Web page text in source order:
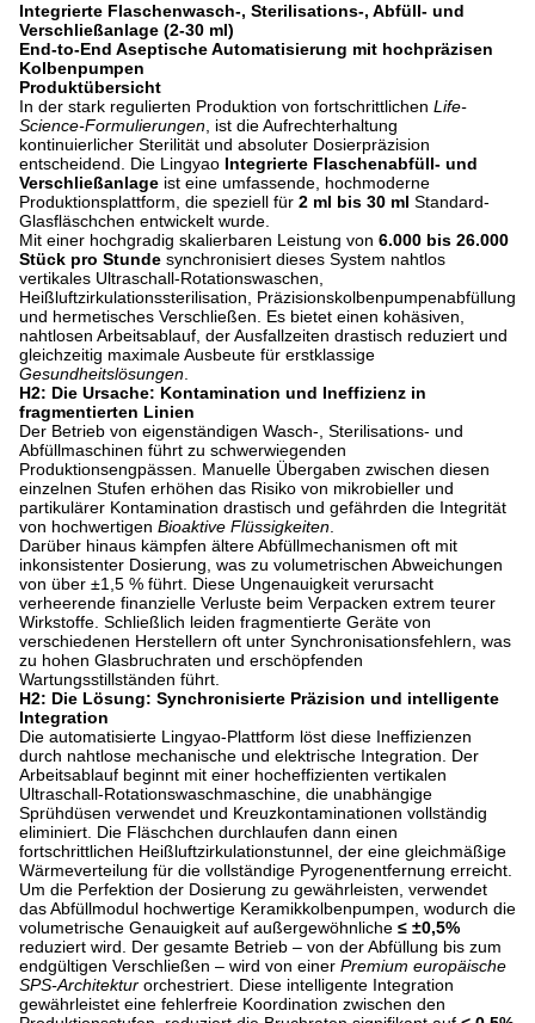
Integrierte Flaschenwasch-, Sterilisations-, Abfüll- und
Verschließanlage (2-30 ml)
End-to-End Aseptische Automatisierung mit hochpräzisen
Kolbenpumpen
Produktübersicht
In der stark regulierten Produktion von fortschrittlichen Life-
Science-Formulierungen , ist die Aufrechterhaltung
kontinuierlicher Sterilität und absoluter Dosierpräzision
entscheidend. Die Lingyao Integrierte Flaschenabfüll- und
Verschließanlage ist eine umfassende, hochmoderne
Produktionsplattform, die speziell für 2 ml bis 30 ml Standard-
Glasfläschchen entwickelt wurde.
Mit einer hochgradig skalierbaren Leistung von 6.000 bis 26.000
Stück pro Stunde synchronisiert dieses System nahtlos
vertikales Ultraschall-Rotationswaschen,
Heißluftzirkulationssterilisation, Präzisionskolbenpumpenabfüllung
und hermetisches Verschließen. Es bietet einen kohäsiven,
nahtlosen Arbeitsablauf, der Ausfallzeiten drastisch reduziert und
gleichzeitig maximale Ausbeute für erstklassige
Gesundheitslösungen
H2: Die Ursache: Kontamination und Ineffizienz in
fragmentierten Linien
Der Betrieb von eigenständigen Wasch-, Sterilisations- und
Abfüllmaschinen führt zu schwerwiegenden
Produktionsengpässen. Manuelle Übergaben zwischen diesen
einzelnen Stufen erhöhen das Risiko von mikrobieller und
partikulärer Kontamination drastisch und gefährden die Integrität
von hochwertigen Bioaktive Flüssigkeiten
Darüber hinaus kämpfen ältere Abfüllmechanismen oft mit
inkonsistenter Dosierung, was zu volumetrischen Abweichungen
von über ±1,5 % führt. Diese Ungenauigkeit verursacht
verheerende finanzielle Verluste beim Verpacken extrem teurer
Wirkstoffe. Schließlich leiden fragmentierte Geräte von
verschiedenen Herstellern oft unter Synchronisationsfehlern, was
zu hohen Glasbruchraten und erschöpfenden
Wartungsstillständen führt.
H2: Die Lösung: Synchronisierte Präzision und intelligente
Integration
Die automatisierte Lingyao-Plattform löst diese Ineffizienzen
durch nahtlose mechanische und elektrische Integration. Der
Arbeitsablauf beginnt mit einer hocheffizienten vertikalen
Ultraschall-Rotationswaschmaschine, die unabhängige
Sprühdüsen verwendet und Kreuzkontaminationen vollständig
eliminiert. Die Fläschchen durchlaufen dann einen
fortschrittlichen Heißluftzirkulationstunnel, der eine gleichmäßige
Wärmeverteilung für die vollständige Pyrogenentfernung erreicht.
Um die Perfektion der Dosierung zu gewährleisten, verwendet
das Abfüllmodul hochwertige Keramikkolbenpumpen, wodurch die
volumetrische Genauigkeit auf außergewöhnliche ≤ ±0,5%
reduziert wird. Der gesamte Betrieb – von der Abfüllung bis zum
endgültigen Verschließen – wird von einer Premium europäische
SPS-Architektur orchestriert. Diese intelligente Integration
gewährleistet eine fehlerfreie Koordination zwischen den